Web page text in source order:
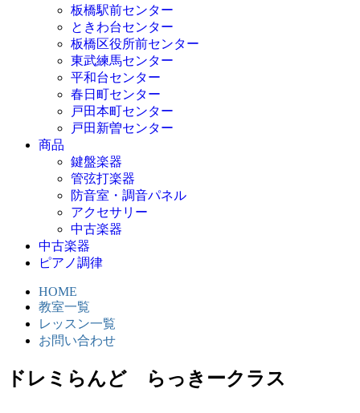
板橋駅前センター
ときわ台センター
板橋区役所前センター
東武練馬センター
平和台センター
春日町センター
戸田本町センター
戸田新曽センター
商品
鍵盤楽器
管弦打楽器
防音室・調音パネル
アクセサリー
中古楽器
中古楽器
ピアノ調律
HOME
教室一覧
レッスン一覧
お問い合わせ
ドレミらんど らっきークラス